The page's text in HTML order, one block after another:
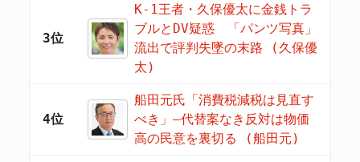
3位
K-1王者・久保優太に金銭トラ
ブルとDV疑惑 「パンツ写真」
流出で評判失墜の末路 (久保優
太)
4位
船田元氏「消費税減税は見直す
べき」―代替案なき反対は物価
高の民意を裏切る (船田元)